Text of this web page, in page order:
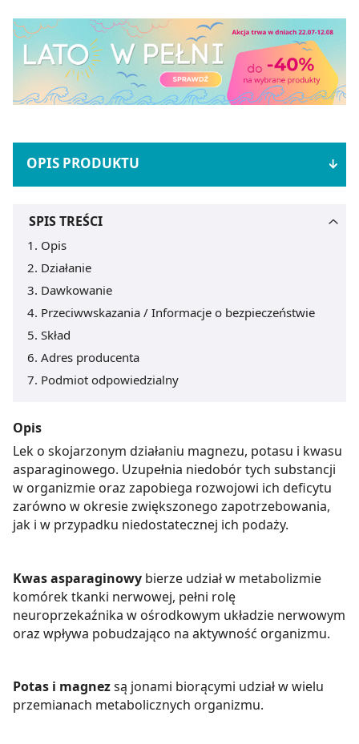
OPIS PRODUKTU
SPIS TREŚCI
Opis
Działanie
Dawkowanie
Przeciwwskazania / Informacje o bezpieczeństwie
Skład
Adres producenta
Podmiot odpowiedzialny
Opis
Lek o skojarzonym działaniu magnezu, potasu i kwasu
asparaginowego. Uzupełnia niedobór tych substancji
w organizmie oraz zapobiega rozwojowi ich deficytu
zarówno w okresie zwiększonego zapotrzebowania,
jak i w przypadku niedostatecznej ich podaży.
Kwas asparaginowy bierze udział w metabolizmie
komórek tkanki nerwowej, pełni rolę
neuroprzekaźnika w ośrodkowym układzie nerwowym
oraz wpływa pobudzająco na aktywność organizmu.
Potas i magnezsą jonami biorącymi udział w wielu
przemianach metabolicznych organizmu.